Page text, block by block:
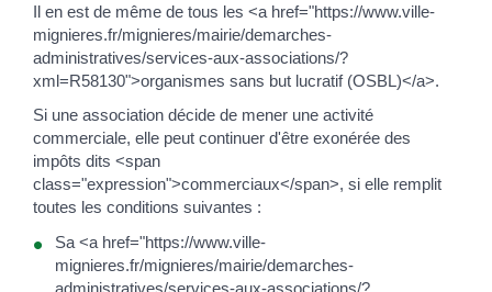
Il en est de même de tous les <a href="https://www.ville-
mignieres.fr/mignieres/mairie/demarches-
administratives/services-aux-associations/?
xml=R58130">organismes sans but lucratif (OSBL)</a>.
Si une association décide de mener une activité
commerciale, elle peut continuer d'être exonérée des
impôts dits <span
class="expression">commerciaux</span>, si elle remplit
toutes les conditions suivantes :
Sa <a href="https://www.ville-
mignieres.fr/mignieres/mairie/demarches-
administratives/services-aux-associations/?